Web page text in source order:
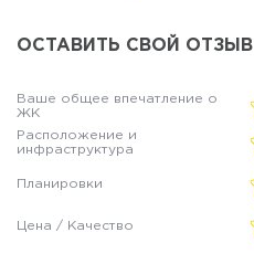
ОСТАВИТЬ СВОЙ ОТЗЫВ
Ваше общее впечатление о
ЖК
Расположение и
инфраструктура
Планировки
Цена / Качество